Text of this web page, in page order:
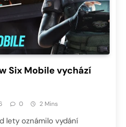
Six Mobile vychází
0 2 Mins
lety oznámilo vydání